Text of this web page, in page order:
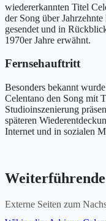
wiedererkannten Titel
der Song über
gesendet und in
1970er Jahre erwähnt.
Fernsehauftritt
Besonders bekannt
Celentano den Song mit
Studioinszenierung
späteren
Internet und in sozialen
Externe Seiten zum